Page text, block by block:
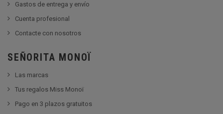
Gastos de entrega y envío
Cuenta profesional
Contacte con nosotros
SEÑORITA MONOÏ
Las marcas
Tus regalos Miss Monoï
Pago en 3 plazos gratuitos